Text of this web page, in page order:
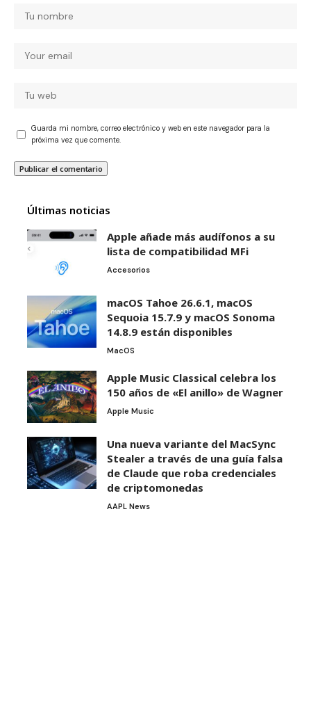
Guarda mi nombre, correo electrónico y web en este navegador para la
próxima vez que comente.
Últimas noticias
Apple añade más audífonos a su
lista de compatibilidad MFi
Accesorios
macOS Tahoe 26.6.1, macOS
Sequoia 15.7.9 y macOS Sonoma
14.8.9 están disponibles
MacOS
Apple Music Classical celebra los
150 años de «El anillo» de Wagner
Apple Music
Una nueva variante del MacSync
Stealer a través de una guía falsa
de Claude que roba credenciales
de criptomonedas
AAPL News